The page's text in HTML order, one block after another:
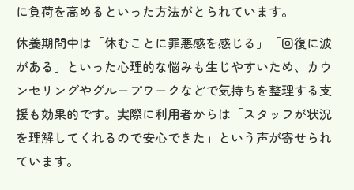
に負荷を高めるといった方法がとられています。
休養期間中は「休むことに罪悪感を感じる」「回復に波
がある」といった心理的な悩みも生じやすいため、カウ
ンセリングやグループワークなどで気持ちを整理する支
援も効果的です。実際に利用者からは「スタッフが状況
を理解してくれるので安心できた」という声が寄せられ
ています。